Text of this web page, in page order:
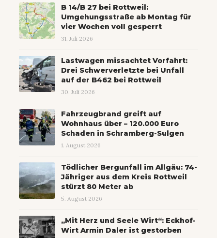
B 14/B 27 bei Rottweil:
Umgehungsstraße ab Montag für
vier Wochen voll gesperrt
31. Juli 2026
Lastwagen missachtet Vorfahrt:
Drei Schwerverletzte bei Unfall
auf der B462 bei Rottweil
30. Juli 2026
Fahrzeugbrand greift auf
Wohnhaus über – 120.000 Euro
Schaden in Schramberg-Sulgen
1. August 2026
Tödlicher Bergunfall im Allgäu: 74-
Jähriger aus dem Kreis Rottweil
stürzt 80 Meter ab
5. August 2026
„Mit Herz und Seele Wirt“: Eckhof-
Wirt Armin Daler ist gestorben